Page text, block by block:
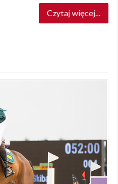
Czytaj więcej...